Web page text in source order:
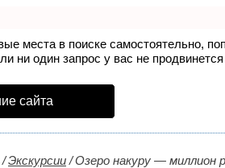
места в поиске самостоятельно,
ни один запрос у вас не
сайта
/Экскурсии /Озеро накуру — миллион